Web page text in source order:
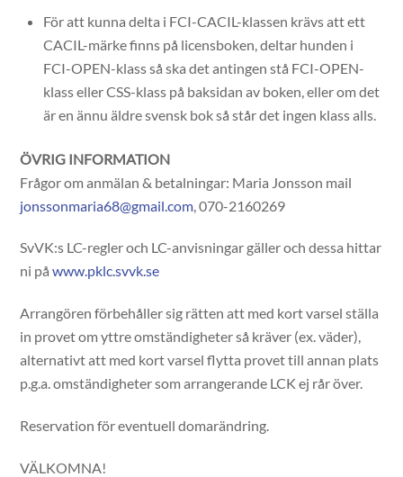
För att kunna delta i FCI-CACIL-klassen krävs att ett
CACIL-märke finns på licensboken, deltar hunden i
FCI-OPEN-klass så ska det antingen stå FCI-OPEN-
klass eller CSS-klass på baksidan av boken, eller om det
är en ännu äldre svensk bok så står det ingen klass alls.
ÖVRIG INFORMATION
Frågor om anmälan & betalningar: Maria Jonsson mail
jonssonmaria68@gmail.com , 070-2160269
SvVK:s LC-regler och LC-anvisningar gäller och dessa hittar
ni påwww.pklc.svvk.se
Arrangören förbehåller sig rätten att med kort varsel ställa
in provet om yttre omständigheter så kräver (ex. väder),
alternativt att med kort varsel flytta provet till annan plats
p.g.a. omständigheter som arrangerande LCK ej rår över.
Reservation för eventuell domarändring.
VÄLKOMNA!